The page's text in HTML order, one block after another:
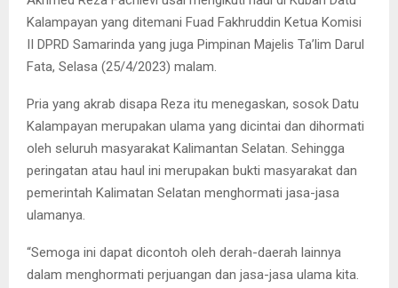
Kalampayan yang ditemani Fuad Fakhruddin Ketua Komisi
II DPRD Samarinda yang juga Pimpinan Majelis Ta’lim Darul
Fata, Selasa (25/4/2023) malam.
Pria yang akrab disapa Reza itu menegaskan, sosok Datu
Kalampayan merupakan ulama yang dicintai dan dihormati
oleh seluruh masyarakat Kalimantan Selatan. Sehingga
peringatan atau haul ini merupakan bukti masyarakat dan
pemerintah Kalimatan Selatan menghormati jasa-jasa
ulamanya.
“Semoga ini dapat dicontoh oleh derah-daerah lainnya
dalam menghormati perjuangan dan jasa-jasa ulama kita.